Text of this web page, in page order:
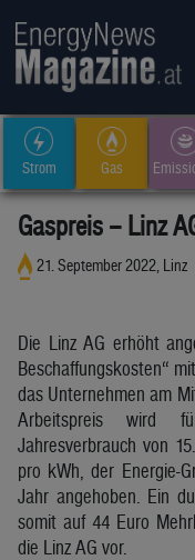
Strom Gas
Gaspreis – Linz
21. September 2022, Linz
Die Linz AG erhöht
Beschaffungskosten“
das Unternehmen am
Arbeitspreis wird
Jahresverbrauch von
pro kWh, der Energie-
Jahr angehoben. Ein
somit auf 44 Euro
die Linz AG vor.